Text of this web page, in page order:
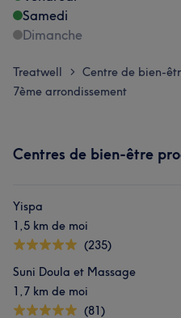
Samedi
Dimanche
Treatwell > Centre de bien-
7ème arrondissement
Centres de bien-être
Yispa
1,5 km de moi
(235)
Suni Doula et Massage
1,7 km de moi
(81)